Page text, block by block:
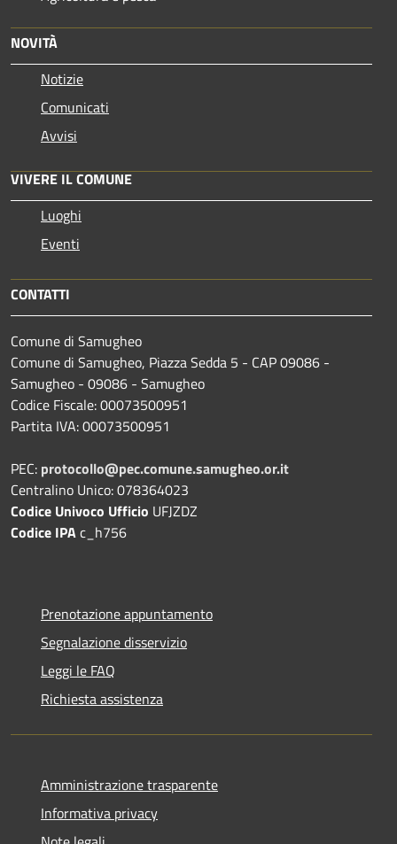
NOVITÀ
Notizie
Comunicati
Avvisi
VIVERE IL COMUNE
Luoghi
Eventi
CONTATTI
Comune di Samugheo
Comune di Samugheo, Piazza Sedda 5 - CAP 09086 -
Samugheo - 09086 - Samugheo
Codice Fiscale: 00073500951
Partita IVA: 00073500951
PEC: protocollo@pec.comune.samugheo.or.it
Centralino Unico: 078364023
Codice Univoco Ufficio UFJZDZ
Codice IPAc_h756
Prenotazione appuntamento
Segnalazione disservizio
Leggi le FAQ
Richiesta assistenza
Amministrazione trasparente
Informativa privacy